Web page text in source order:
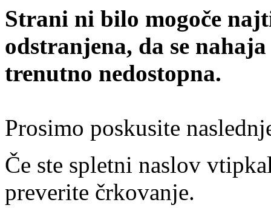
Strani ni bilo mogoče
odstranjena, da se
trenutno nedostopna.
Prosimo poskusite
Če ste spletni naslov
preverite črkovanje.